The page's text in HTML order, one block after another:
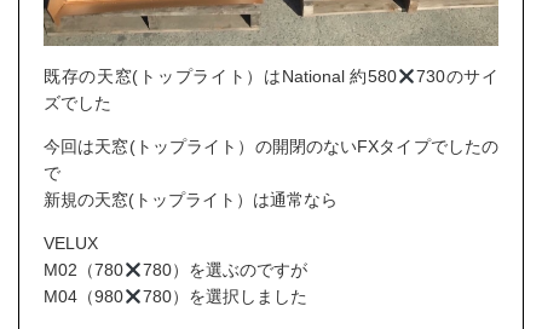
既存の天窓(トップライト）はNational 約580
730のサイ
ズでした
今回は天窓(トップライト）の開閉のないFXタイプでしたの
で
新規の天窓(トップライト）は通常なら
VELUX
M02（780
780）を選ぶのですが
M04（980
780）を選択しました